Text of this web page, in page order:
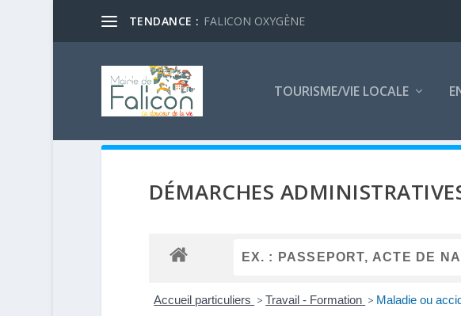
TENDANCE : FALICON OXYGÈNE
TOURISME/VIE LOCALE
DÉMARCHES
Accueil particuliers > Travail - Formation > Maladie ou